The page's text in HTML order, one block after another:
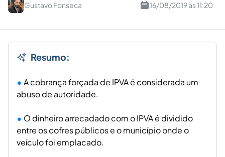
Gustavo Fonseca 16/08/2019 às 11:20
Resumo:
A cobrança forçada de IPVA é considerada um
abuso de autoridade.
O dinheiro arrecadado com o IPVA é dividido
entre os cofres públicos e o município onde o
veículo foi emplacado.